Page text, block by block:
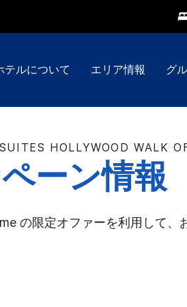
テルについて エリア情報 グ
HOLLYWOOD WALK
ーン情報
の限定オファーを利用して、